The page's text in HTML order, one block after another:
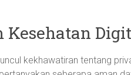
Kesehatan
kekhawatiran tentang